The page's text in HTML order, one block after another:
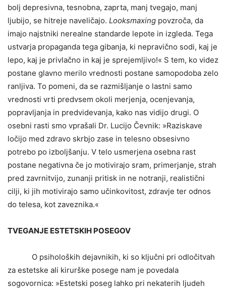
bolj depresivna, tesnobna, zaprta, manj tvegajo, manj
ljubijo, se hitreje naveličajo. Looksmaxing povzroča, da
imajo najstniki nerealne standarde lepote in izgleda. Tega
ustvarja propaganda tega gibanja, ki nepravično sodi, kaj je
lepo, kaj je privlačno in kaj je sprejemljivo!« S tem, ko videz
postane glavno merilo vrednosti postane samopodoba zelo
ranljiva. To pomeni, da se razmišljanje o lastni samo
vrednosti vrti predvsem okoli merjenja, ocenjevanja,
popravljanja in predvidevanja, kako nas vidijo drugi. O
osebni rasti smo vprašali Dr. Lucijo Čevnik: »Raziskave
ločijo med zdravo skrbjo zase in telesno obsesivno
potrebo po izboljšanju. V telo usmerjena osebna rast
postane negativna če jo motivirajo sram, primerjanje, strah
pred zavrnitvijo, zunanji pritisk in ne notranji, realistični
cilji, ki jih motivirajo samo učinkovitost, zdravje ter odnos
do telesa, kot zaveznika.«
TVEGANJE ESTETSKIH POSEGOV
O psiholoških dejavnikih, ki so ključni pri odločitvah
za estetske ali kirurške posege nam je povedala
sogovornica: »Estetski poseg lahko pri nekaterih ljudeh